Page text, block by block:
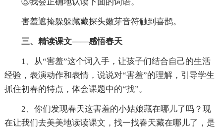
害羞遮掩躲躲藏藏探头嫩芽音符触到喜鹊。
三、精读课文——感悟春天
1、从“害羞”这个词入手，让孩子们结合自己的生活
经验，表演动作和表情，说说对“害羞”的理解，引导学生
抓住初春的特点，体会课题中的“找”。
2、你们发现春天这害羞的小姑娘藏在哪儿了吗？现
在让我们去美美地读读课文，找一找春天藏在哪儿了，是